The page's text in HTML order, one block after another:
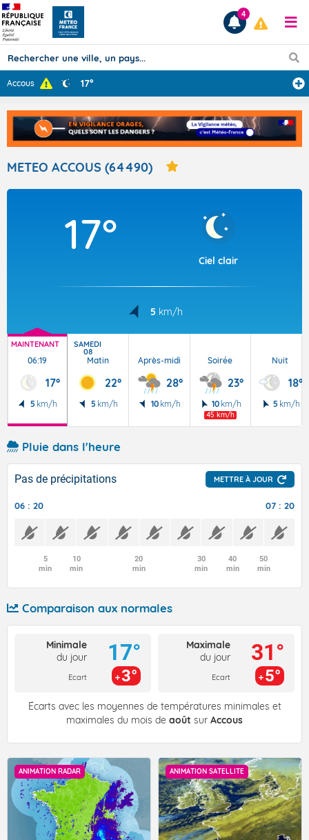
Prévisions
TOUS LES RÉSULTATS
Articles
4
Accous 17°
METEO ACCOUS (64490)
17°
Ciel clair
5 km/h
MAINTENANT
06:19
17°
5 km/h
SAMEDI
08
Matin
22°
5 km/h
Après-midi
28°
10 km/h
Soirée
23°
10 km/h
45 km/h
Nuit
18°
5 km/h
Pluie dans l'heure
Pas de précipitations METTRE À JOUR
06 : 20 07 : 20
5
min
10
min
20
min
30
min
40
min
50
min
Comparaison aux normales
Minimale
du jour
Ecart
17°
3°
Maximale
du jour
Ecart
31°
5°
Écarts avec les moyennes de températures minimales et
maximales du mois de août sur Accous
ANIMATION RADAR ANIMATION SATELLITE